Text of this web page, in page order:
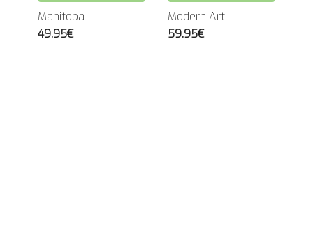
Manitoba
49.95€
Modern Art
59.95€